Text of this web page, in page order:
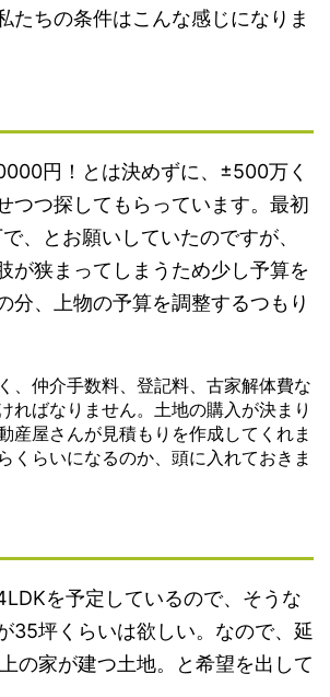
たちの条件はこんな感じになりま
円！とは決めずに、±500万く
つつ探してもらっています。最初
、とお願いしていたのですが、
が狭まってしまうため少し予算を
分、上物の予算を調整するつもり
、仲介手数料、登記料、古家解体費な
ればなりません。土地の購入が決まり
産屋さんが見積もりを作成してくれま
くらいになるのか、頭に入れておきま
を予定しているので、そうな
35坪くらいは欲しい。なので、 延
の家が建つ土地。と希望を出して